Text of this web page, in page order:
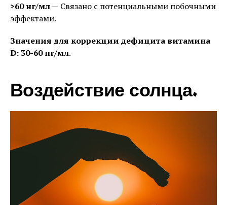
>60 нг/мл— Связано с потенциальными побочными
эффектами.
Значения для коррекции дефицита витамина
D: 30-60 нг/мл.
Воздействие солнца.